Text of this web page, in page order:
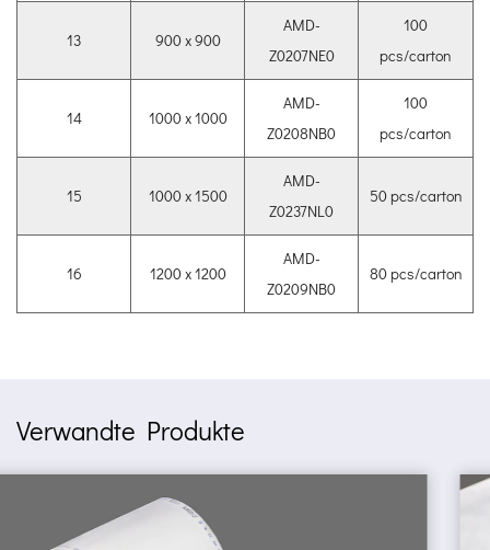
13 900 x 900
AMD-
Z0207NE0
100
pcs/carton
14 1000 x 1000
AMD-
Z0208NB0
100
pcs/carton
15 1000 x 1500
AMD-
Z0237NL0
50 pcs/carton
16 1200 x 1200
AMD-
Z0209NB0
80 pcs/carton
Verwandte Produkte